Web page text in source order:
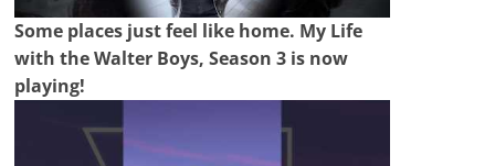
Some places just feel like home. My Life
with the Walter Boys, Season 3 is now
playing!